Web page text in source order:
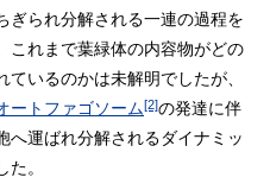
ぎられ分解される一連の過程を
これまで葉緑体の内容物がどの
いるのかは未解明でしたが、
ートファゴソーム[2]の発達に伴
へ運ばれ分解されるダイナミッ
。